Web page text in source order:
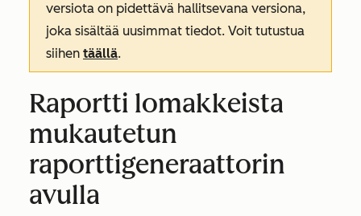
versiota on pidettävä hallitsevana versiona,
joka sisältää uusimmat tiedot. Voit tutustua
siihen täällä.
Raportti lomakkeista
mukautetun
raporttigeneraattorin
avulla